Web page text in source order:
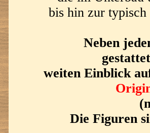
bis hin zur typisch
Neben
weiten Einblick
Die Figuren